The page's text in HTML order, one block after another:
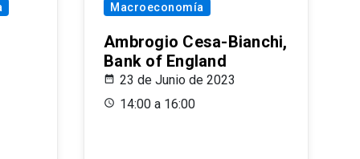
Macroeconomía
Ambrogio Cesa-Bianchi,
Bank of England
23 de Junio de 2023
14:00 a 16:00